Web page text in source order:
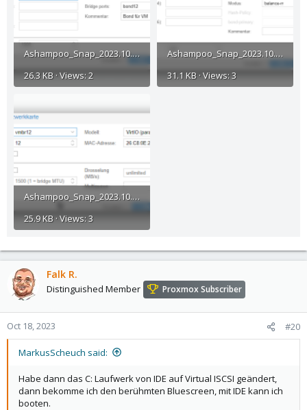
Ashampoo_Snap_2023.10.17_16h10m17s_005_.png
26.3 KB · Views: 2
Ashampoo_Snap_2023.10.17_16h10m33s_006_.png
31.1 KB · Views: 3
Ashampoo_Snap_2023.10.17_16h10m51s_007_.png
25.9 KB · Views: 3
Falk R.
Distinguished Member Proxmox Subscriber
Oct 18, 2023 #20
MarkusScheuch said:
Habe dann das C: Laufwerk von IDE auf Virtual ISCSI geändert,
dann bekomme ich den berühmten Bluescreen, mit IDE kann ich
booten.